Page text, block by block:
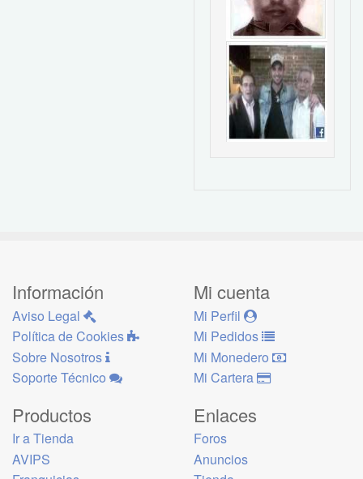
Información
Aviso Legal
Política de Cookies
Sobre Nosotros
Soporte Técnico
Mi cuenta
Mi Perfil
Mi Pedidos
Mi Monedero
Mi Cartera
Productos
Ir a Tienda
AVIPS
Enlaces
Foros
Anuncios